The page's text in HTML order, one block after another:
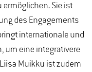
Sie ist
des Engagements
internationale und
um eine integrativere
Muikku ist zudem